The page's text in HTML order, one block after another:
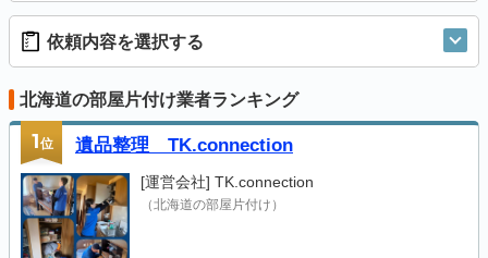
依頼内容を選択する
北海道の部屋片付け業者ランキング
1位 遺品整理 TK.connection
[運営会社] TK.connection
（北海道の部屋片付け）